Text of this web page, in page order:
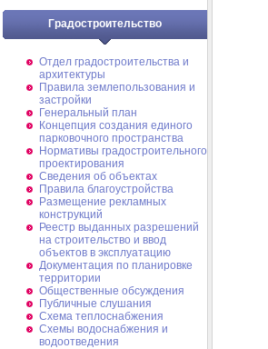
Градостроительство
Отдел градостроительства и
архитектуры
Правила землепользования и
застройки
Генеральный план
Концепция создания единого
парковочного пространства
Нормативы градостроительного
проектирования
Сведения об объектах
Правила благоустройства
Размещение рекламных
конструкций
Реестр выданных разрешений
на строительство и ввод
объектов в эксплуатацию
Документация по планировке
территории
Общественные обсуждения
Публичные слушания
Схема теплоснабжения
Схемы водоснабжения и
водоотведения